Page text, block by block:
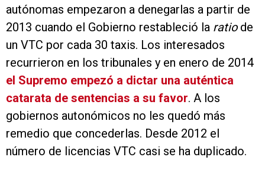
autónomas empezaron a denegarlas a partir de
2013 cuando el Gobierno restableció la ratiode
un VTC por cada 30 taxis. Los interesados
recurrieron en los tribunales y en enero de 2014
el Supremo empezó a dictar una auténtica
catarata de sentencias a su favor. A los
gobiernos autonómicos no les quedó más
remedio que concederlas. Desde 2012 el
número de licencias VTC casi se ha duplicado.